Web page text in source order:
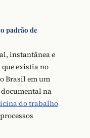
padrão de
instantânea e
existia no
Brasil em um
na
do trabalho